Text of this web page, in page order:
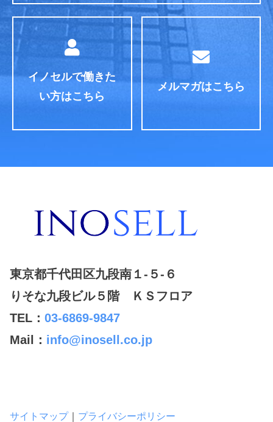
イノセルで働きた
い方はこちら
メルマガはこちら
東京都千代田区九段南１-５-６
りそな九段ビル５階 ＫＳフロア
TEL： 03-6869-9847
Mail： info@inosell.co.jp
サイトマップ｜ プライバシーポリシー